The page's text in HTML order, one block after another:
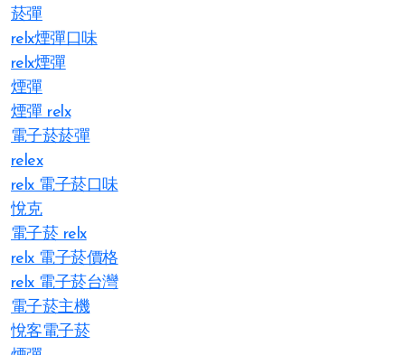
菸彈
relx煙彈口味
relx煙彈
煙彈
煙彈 relx
電子菸菸彈
relex
relx 電子菸口味
悅克
電子菸 relx
relx 電子菸價格
relx 電子菸台灣
電子菸主機
悅客電子菸